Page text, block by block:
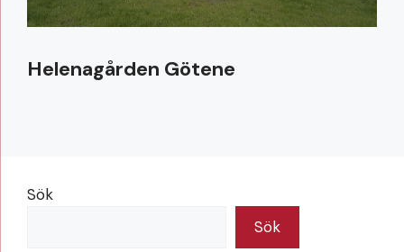
Helenagården Götene
Sök
Sök